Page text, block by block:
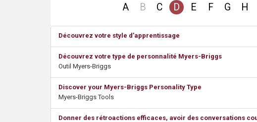
A Bno
C D E F G H
Découvrez votre style d’apprentissage
Découvrez votre type de personnalité Myers-Briggs
Outil Myers-Briggs
Discover your Myers-Briggs Personality Type
Myers-Briggs Tools
Donner des rétroactions efficaces, avoir des conversations